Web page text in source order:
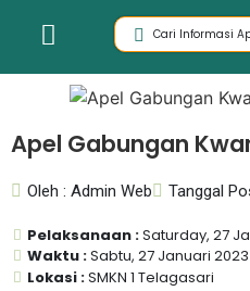
Apel Gabungan
Oleh : Admin Web Tanggal
Pelaksanaan :Saturday, 27
Waktu :Sabtu, 27 Januari 2023
Lokasi :SMKN 1 Telagasari